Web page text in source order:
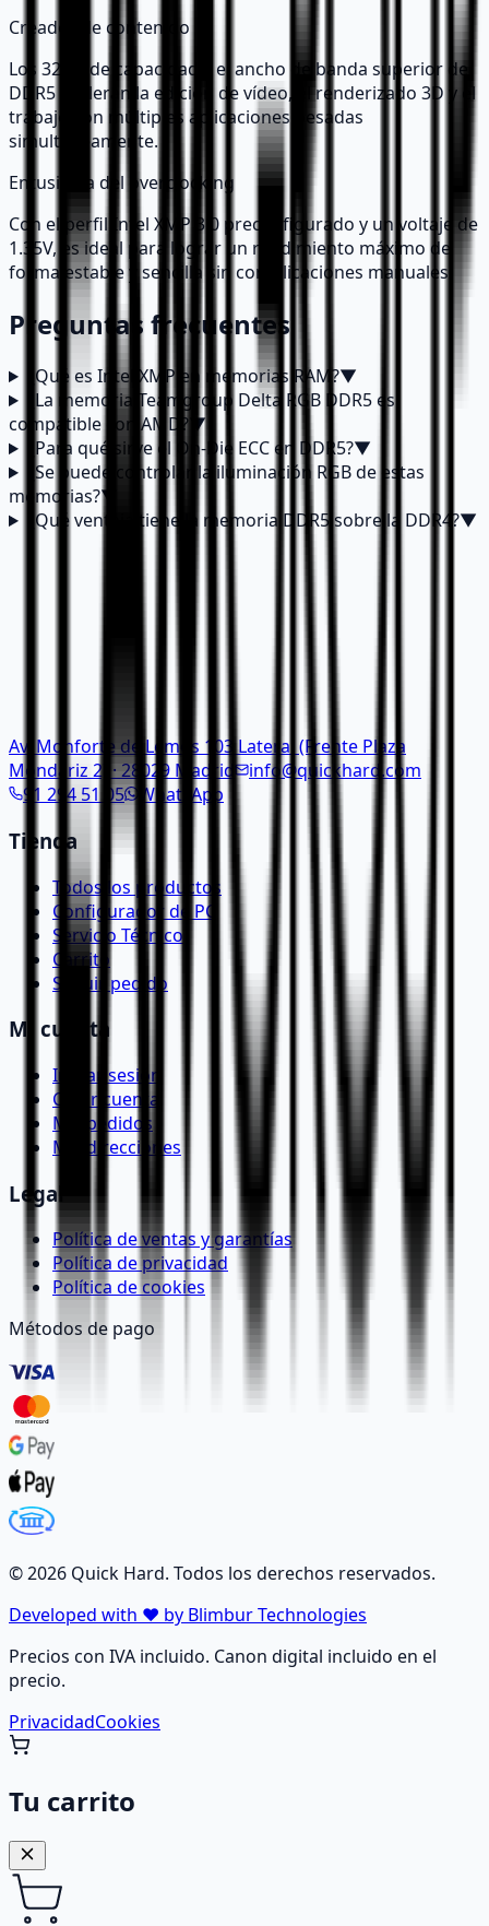
Creador de contenido
Los 32GB de capacidad y el ancho de banda superior de
DDR5 aceleran la edición de vídeo, el renderizado 3D y el
trabajo con múltiples aplicaciones pesadas
simultáneamente.
Entusiasta del overclocking
Con el perfil Intel XMP 3.0 preconfigurado y un voltaje de
1.35V, es ideal para lograr un rendimiento máximo de
forma estable y sencilla sin complicaciones manuales.
Preguntas frecuentes
¿Qué es Intel XMP en memorias RAM?▼
¿La memoria Teamgroup Delta RGB DDR5 es
compatible con AMD? ▼
¿Para qué sirve el On-Die ECC en DDR5?▼
¿Se puede controlar la iluminación RGB de estas
memorias?▼
¿Qué ventaja tiene la memoria DDR5 sobre la DDR4?▼
Av. Monforte de Lemos 103 Lateral (Frente Plaza
Mondariz 2) · 28029 Madrid
info@quickhard.com
91 294 51 05
WhatsApp
Tienda
Todos los productos
Configurador de PC
Servicio Técnico
Carrito
Seguir pedido
Mi cuenta
Iniciar sesión
Crear cuenta
Mis pedidos
Mis direcciones
Legal
Política de ventas y garantías
Política de privacidad
Política de cookies
Métodos de pago
©2026 Quick Hard. Todos los derechos reservados.
Developed with ❤️ by Blimbur Technologies
Precios con IVA incluido. Canon digital incluido en el
precio.
PrivacidadCookies
Tu carrito